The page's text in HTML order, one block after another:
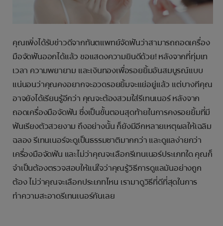
คุณเพิ่งได้รับข่าวดีจากทันตแพทย์จัดฟันว่าสามารถถอดเครื่อง
มือจัดฟันออกได้แล้ว ขอแสดงความยินดีด้วย! หลังจากที่ทุ่มเท
เวลา ความพยายาม และเงินทองเพื่อรอยยิ้มอันสมบูรณ์แบบ
แน่นอนว่าคุณคงอยากจะอวดรอยยิ้มจะแย่อยู่แล้ว แต่บางทีคุณ
อาจยังได้เรียนรู้อีกว่า คุณจะต้องสวมใส่รีเทนเนอร์ หลังจาก
ถอดเครื่องมือจัดฟัน ซึ่งเป็นขั้นตอนสุดท้ายในการคงรอยยิ้มที่มี
ฟันเรียงตัวสวยงาม ถึงอย่างนั้น ก็ยังมีอีกหลายเหตุผลให้เฉลิม
ฉลอง รีเทนเนอร์จะดูเป็นธรรมชาติมากกว่า และดูแลง่ายกว่า
เครื่องมือจัดฟัน และไม่ว่าคุณจะเลือกรีเทนเนอร์ประเภทใด คุณก็
จำเป็นต้องตรวจสอบให้แน่ใจว่าคุณรู้วิธีการดูแลมันอย่างถูก
ต้อง ไม่ว่าคุณจะเลือกประเภทไหน เรามาดูวิธีที่ดีที่สุดในการ
ทำความสะอาดรีเทนเนอร์กันเลย